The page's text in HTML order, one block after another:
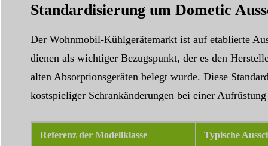
Standardisierung um Dometic
Der Wohnmobil-Kühlgerätemarkt ist auf etablierte
dienen als wichtiger Bezugspunkt, der es den
alten Absorptionsgeräten belegt wurde. Diese
kostspieliger Schrankänderungen bei einer
Referenz der Modellklasse Typische